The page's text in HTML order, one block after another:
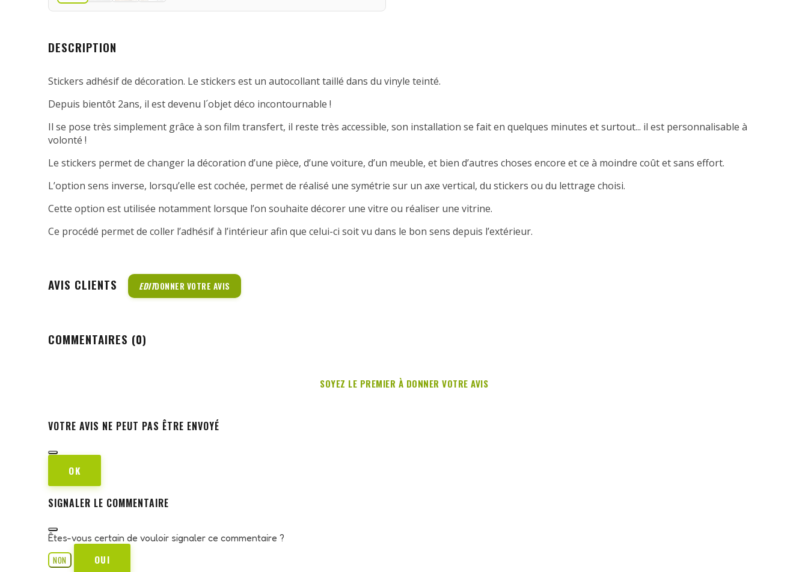
DESCRIPTION
Stickers adhésif de décoration. Le stickers est un autocollant taillé dans du vinyle teinté.
Depuis bientôt 2ans, il est devenu l´objet déco incontournable !
Il se pose très simplement grâce à son film transfert, il reste très accessible, son installation se fait en quelques minutes et surtout... il est personnalisable à
volonté !
Le stickers permet de changer la décoration d’une pièce, d’une voiture, d’un meuble, et bien d’autres choses encore et ce à moindre coût et sans effort.
L’option sens inverse, lorsqu’elle est cochée, permet de réalisé une symétrie sur un axe vertical, du stickers ou du lettrage choisi.
Cette option est utilisée notamment lorsque l’on souhaite décorer une vitre ou réaliser une vitrine.
Ce procédé permet de coller l’adhésif à l’intérieur afin que celui-ci soit vu dans le bon sens depuis l’extérieur.
AVIS CLIENTS EDITDONNER VOTRE AVIS
COMMENTAIRES (0)
SOYEZ LE PREMIER À DONNER VOTRE AVIS
VOTRE AVIS NE PEUT PAS ÊTRE ENVOYÉ
OK
SIGNALER LE COMMENTAIRE
Êtes-vous certain de vouloir signaler ce commentaire ?
NON
OUI